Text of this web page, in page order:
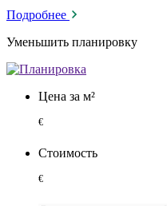
Подробнее
Уменьшить планировку
Цена за м²
€
Стоимость
€